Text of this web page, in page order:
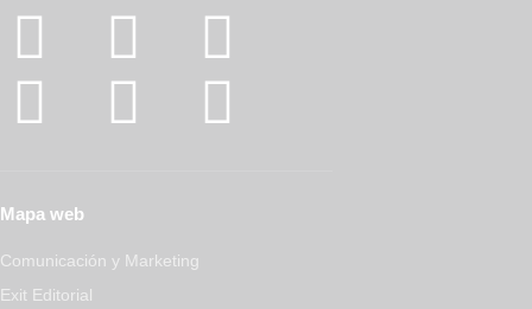
Mapa web
Comunicación y Marketing
Exit Editorial